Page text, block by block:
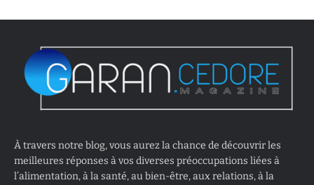
À travers notre blog, vous aurez la chance de découvrir les
meilleures réponses à vos diverses préoccupations liées à
l’alimentation, à la santé, au bien-être, aux relations, à la